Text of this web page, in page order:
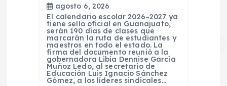
agosto 6, 2026
El calendario escolar 2026–2027 ya
tiene sello oficial en Guanajuato,
serán 190 días de clases que
marcarán la ruta de estudiantes y
maestros en todo el estado. La
firma del documento reunió a la
gobernadora Libia Dennise García
Muñoz Ledo, al secretario de
Educación Luis Ignacio Sánchez
Gómez, a los líderes sindicales…